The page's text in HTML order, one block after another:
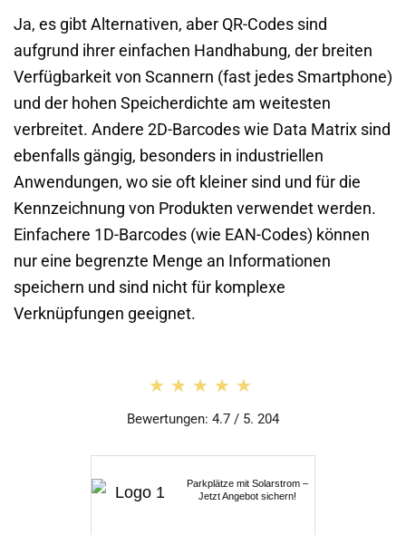
Ja, es gibt Alternativen, aber QR-Codes sind
aufgrund ihrer einfachen Handhabung, der breiten
Verfügbarkeit von Scannern (fast jedes Smartphone)
und der hohen Speicherdichte am weitesten
verbreitet. Andere 2D-Barcodes wie Data Matrix sind
ebenfalls gängig, besonders in industriellen
Anwendungen, wo sie oft kleiner sind und für die
Kennzeichnung von Produkten verwendet werden.
Einfachere 1D-Barcodes (wie EAN-Codes) können
nur eine begrenzte Menge an Informationen
speichern und sind nicht für komplexe
Verknüpfungen geeignet.
★★★★★
★★★★★
Bewertungen: 4.7 / 5. 204
Parkplätze mit Solarstrom –
Jetzt Angebot sichern!